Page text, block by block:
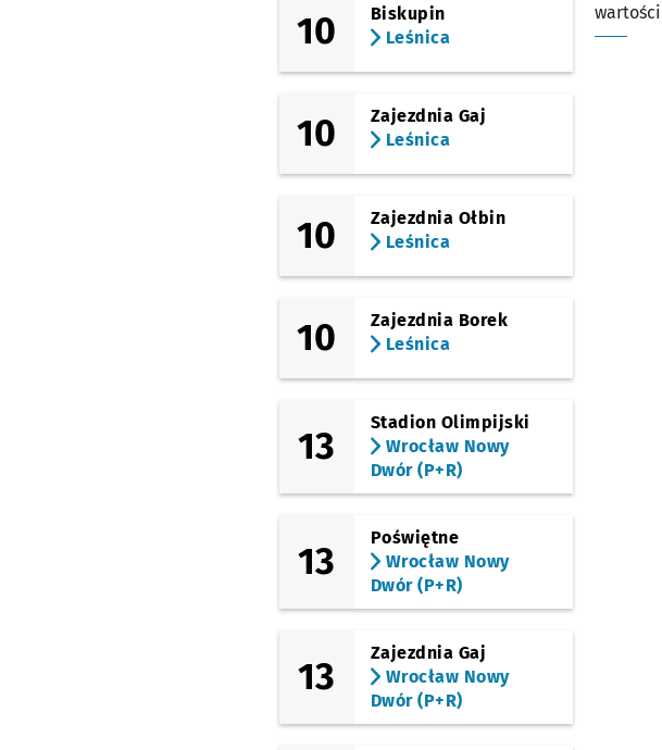
10
Biskupin
Leśnica
10
Zajezdnia Gaj
Leśnica
10
Zajezdnia Ołbin
Leśnica
10
Zajezdnia Borek
Leśnica
13
Stadion Olimpijski
Wrocław Nowy
Dwór (P+R)
13
Poświętne
Wrocław Nowy
Dwór (P+R)
13
Zajezdnia Gaj
Wrocław Nowy
Dwór (P+R)